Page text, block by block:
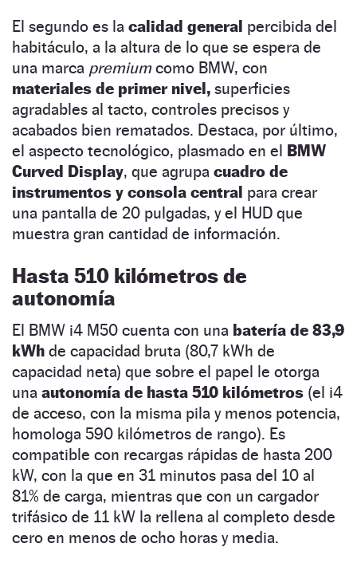
El segundo es la calidad general percibida del
habitáculo, a la altura de lo que se espera de
una marca premiumcomo BMW, con
materiales de primer nivel, superficies
agradables al tacto, controles precisos y
acabados bien rematados. Destaca, por último,
el aspecto tecnológico, plasmado en el BMW
Curved Display, que agrupa cuadro de
instrumentos y consola central para crear
una pantalla de 20 pulgadas, y el HUD que
muestra gran cantidad de información.
Hasta 510 kilómetros de
autonomía
El BMW i4 M50 cuenta con una batería de 83,9
kWh de capacidad bruta (80,7 kWh de
capacidad neta) que sobre el papel le otorga
una autonomía de hasta 510 kilómetros (el i4
de acceso, con la misma pila y menos potencia,
homologa 590 kilómetros de rango). Es
compatible con recargas rápidas de hasta 200
kW, con la que en 31 minutos pasa del 10 al
81% de carga, mientras que con un cargador
trifásico de 11 kW la rellena al completo desde
cero en menos de ocho horas y media.